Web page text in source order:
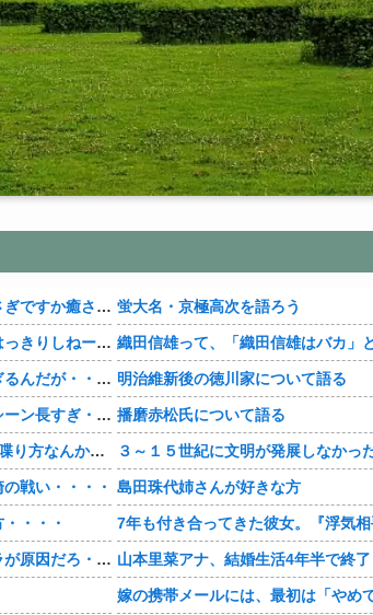
【おすすめ漫画】ご注文はうさぎですか癒される・・・・
【豊臣兄弟！】本能寺の辺？はっきりしねーなどこなんだよ・・・・
【豊臣兄弟！】信孝がアホすぎるんだが・・・・
【豊臣兄弟！】与一郎の死ぬシーン長すぎ・・・・
【豊臣兄弟！】パトレン1号の喋り方なんかクセになる・・・・
戦い・・・・
・・・
【豊臣兄弟！】信長のパワハラが原因だろ・・・？
蛍大名・京極高次を語ろう
明治維新後の徳川家について語る
播磨赤松氏について語る
島田珠代姉さんが好きな方